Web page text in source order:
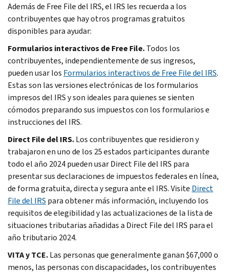
Además de Free Filedel IRS, el IRS les recuerda a los
contribuyentes que hay otros programas gratuitos
disponibles para ayudar:
Formularios interactivos deFree File.Todos los
contribuyentes, independientemente de sus ingresos,
pueden usar los Formularios interactivos de Free Filedel IRS.
Estas son las versiones electrónicas de los formularios
impresos del IRS y son ideales para quienes se sienten
cómodos preparando sus impuestos con los formularios e
instrucciones del IRS.
Direct Filedel IRS.Los contribuyentes que residieron y
trabajaron en uno de los 25 estados participantes durante
todo el año 2024 pueden usarDirect Filedel IRS para
presentar sus declaraciones de impuestos federales en línea,
de forma gratuita, directa y segura ante el IRS. Visite Direct
Filedel IRS para obtener más información, incluyendo los
requisitos de elegibilidad y las actualizaciones de la lista de
situaciones tributarias añadidas a Direct Filedel IRS para el
año tributario 2024.
VITA y TCE.Las personas que generalmente ganan $67,000 o
menos, las personas con discapacidades, los contribuyentes